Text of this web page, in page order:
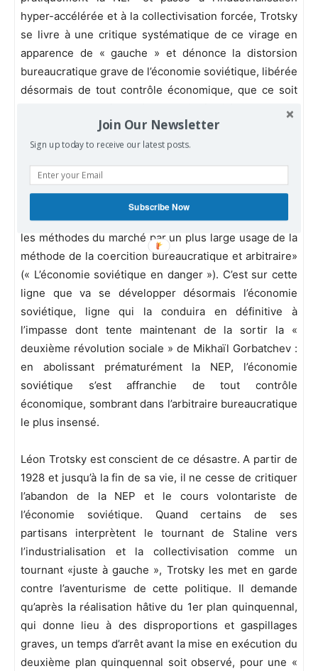
hyper-accélérée et à la collectivisation forcée, Trotsky
se livre à une critique systématique de ce virage en
apparence de « gauche » et dénonce la distorsion
bureaucratique grave de l’économie soviétique, libérée
désormais de tout contrôle économique, que ce soit
par la monnaie (stable), les prix (vrais) ou le plan
(démocratique).
Se trouvant confronté aux disproportions et aux
dangers engendrés par l’appli-cation débridée de la
écrit Léon Trotsky, « a liquidé la NEP. Elle a remplacé
les méthodes du marché par un plus large usage de la
méthode de la coercition bureaucratique et arbitraire»
(« L’économie soviétique en danger »). C’est sur cette
ligne que va se développer désormais l’économie
soviétique, ligne qui la conduira en définitive à
l’impasse dont tente maintenant de la sortir la «
deuxième révolution sociale » de Mikhaïl Gorbatchev :
en abolissant prématurément la NEP, l’économie
soviétique s’est affranchie de tout contrôle
économique, sombrant dans l’arbitraire bureaucratique
le plus insensé.
Léon Trotsky est conscient de ce désastre. A partir de
1928 et jusqu’à la fin de sa vie, il ne cesse de critiquer
l’abandon de la NEP et le cours volontariste de
l’économie soviétique. Quand certains de ses
partisans interprètent le tournant de Staline vers
l’industrialisation et la collectivisation comme un
tournant «juste à gauche », Trotsky les met en garde
contre l’aventurisme de cette politique. Il demande
qu’après la réalisation hâtive du 1er plan quinquennal,
qui donne lieu à des disproportions et gaspillages
graves, un temps d’arrêt avant la mise en exécution du
deuxième plan quinquennal soit observé, pour une «
Join Our Newsletter
Sign up today to receive our latest posts.
Subscribe Now